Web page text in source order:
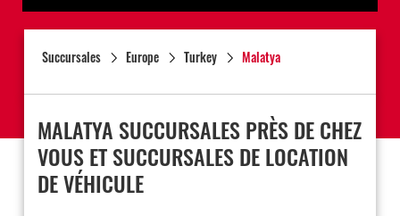
Succursales Europe Turkey Malatya
MALATYA SUCCURSALES PRÈS DE CHEZ
VOUS ET SUCCURSALES DE LOCATION
DE VÉHICULE